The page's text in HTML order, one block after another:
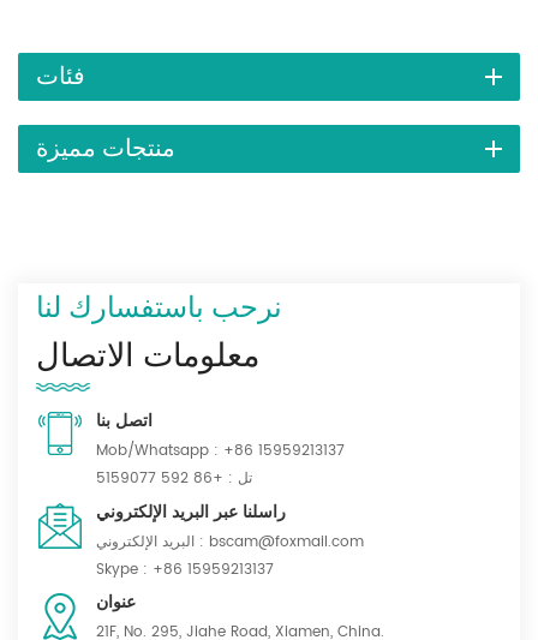
فئات
منتجات مميزة
نرحب باستفسارك لنا
معلومات الاتصال
اتصل بنا
Mob/Whatsapp : +86 15959213137
تل : +86 592 5159077
راسلنا عبر البريد الإلكتروني
البريد الإلكتروني : bscam@foxmail.com
Skype : +86 15959213137
عنوان
21F, No. 295, Jiahe Road, Xiamen, China.